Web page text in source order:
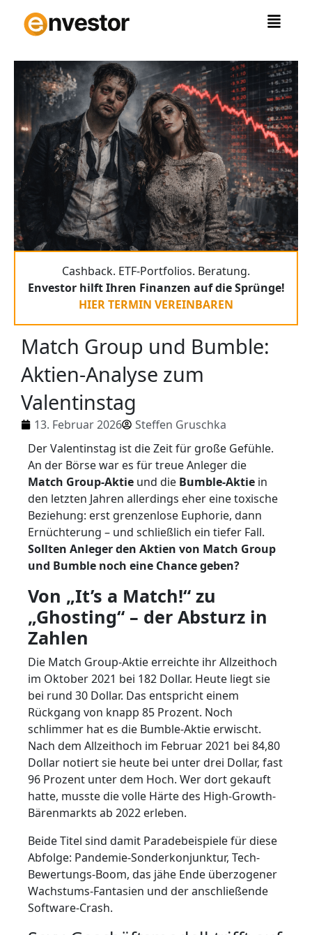
Inhalt
springen
Cashback. ETF-Portfolios. Beratung.
Envestor hilft Ihren Finanzen auf die Sprünge!
HIER TERMIN VEREINBAREN
Match Group und Bumble:
Aktien-Analyse zum
Valentinstag
13. Februar 2026
Steffen Gruschka
Der Valentinstag ist die Zeit für große Gefühle.
An der Börse war es für treue Anleger die
Match Group-Aktie und die Bumble-Aktie in
den letzten Jahren allerdings eher eine toxische
Beziehung: erst grenzenlose Euphorie, dann
Ernüchterung – und schließlich ein tiefer Fall.
Sollten Anleger den Aktien von Match Group
und Bumble noch eine Chance geben?
Von „It’s a Match!“ zu
„Ghosting“ – der Absturz in
Zahlen
Die Match Group-Aktie erreichte ihr Allzeithoch
im Oktober 2021 bei 182 Dollar. Heute liegt sie
bei rund 30 Dollar. Das entspricht einem
Rückgang von knapp 85 Prozent. Noch
schlimmer hat es die Bumble-Aktie erwischt.
Nach dem Allzeithoch im Februar 2021 bei 84,80
Dollar notiert sie heute bei unter drei Dollar, fast
96 Prozent unter dem Hoch. Wer dort gekauft
hatte, musste die volle Härte des High-Growth-
Bärenmarkts ab 2022 erleben.
Beide Titel sind damit Paradebeispiele für diese
Abfolge: Pandemie-Sonderkonjunktur, Tech-
Bewertungs-Boom, das jähe Ende überzogener
Wachstums-Fantasien und der anschließende
Software-Crash.